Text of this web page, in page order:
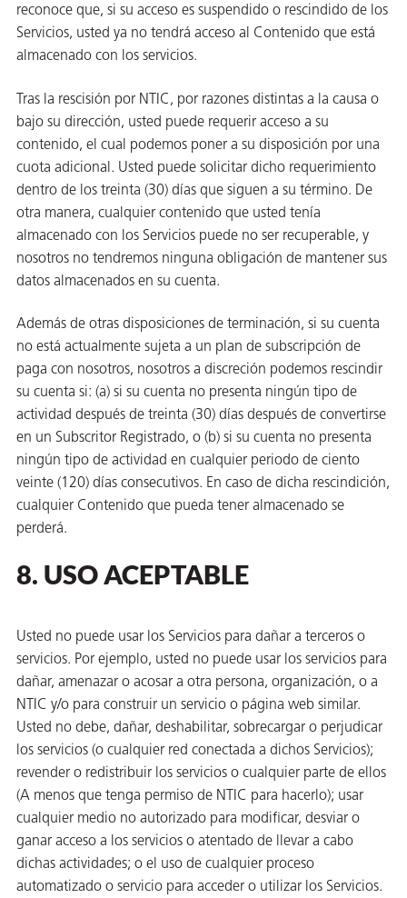
reconoce que, si su acceso es suspendido o rescindido de los
Servicios, usted ya no tendrá acceso al Contenido que está
almacenado con los servicios.
Tras la rescisión por NTIC, por razones distintas a la causa o
bajo su dirección, usted puede requerir acceso a su
contenido, el cual podemos poner a su disposición por una
cuota adicional. Usted puede solicitar dicho requerimiento
dentro de los treinta (30) días que siguen a su término. De
otra manera, cualquier contenido que usted tenía
almacenado con los Servicios puede no ser recuperable, y
nosotros no tendremos ninguna obligación de mantener sus
datos almacenados en su cuenta.
Además de otras disposiciones de terminación, si su cuenta
no está actualmente sujeta a un plan de subscripción de
paga con nosotros, nosotros a discreción podemos rescindir
su cuenta si: (a) si su cuenta no presenta ningún tipo de
actividad después de treinta (30) días después de convertirse
en un Subscritor Registrado, o (b) si su cuenta no presenta
ningún tipo de actividad en cualquier periodo de ciento
veinte (120) días consecutivos. En caso de dicha rescindición,
cualquier Contenido que pueda tener almacenado se
perderá.
8. USO ACEPTABLE
Usted no puede usar los Servicios para dañar a terceros o
servicios. Por ejemplo, usted no puede usar los servicios para
dañar, amenazar o acosar a otra persona, organización, o a
NTIC y/o para construir un servicio o página web similar.
Usted no debe, dañar, deshabilitar, sobrecargar o perjudicar
los servicios (o cualquier red conectada a dichos Servicios);
revender o redistribuir los servicios o cualquier parte de ellos
(A menos que tenga permiso de NTIC para hacerlo); usar
cualquier medio no autorizado para modificar, desviar o
ganar acceso a los servicios o atentado de llevar a cabo
dichas actividades; o el uso de cualquier proceso
automatizado o servicio para acceder o utilizar los Servicios.